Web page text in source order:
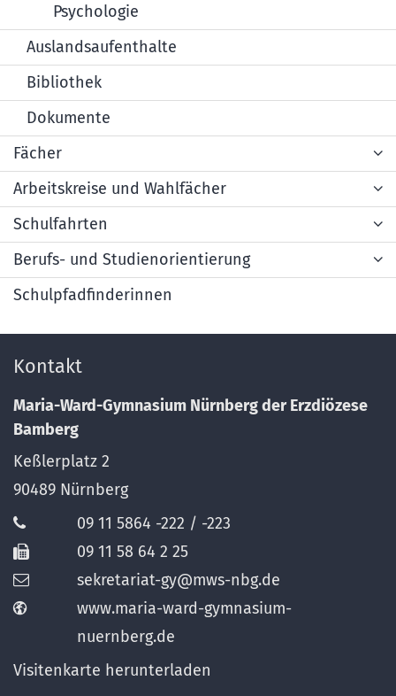
Psychologie
Auslandsaufenthalte
Bibliothek
Dokumente
Fächer
Arbeitskreise und Wahlfächer
Schulfahrten
Berufs- und Studienorientierung
Schulpfadfinderinnen
Kontakt
Maria-Ward-Gymnasium Nürnberg der Erzdiözese
Bamberg
Keßlerplatz 2
90489 Nürnberg
09 11 5864 -222 / -223
09 11 58 64 2 25
sekretariat-gy@mws-nbg.de
www.maria-ward-gymnasium-
nuernberg.de
Visitenkarte herunterladen